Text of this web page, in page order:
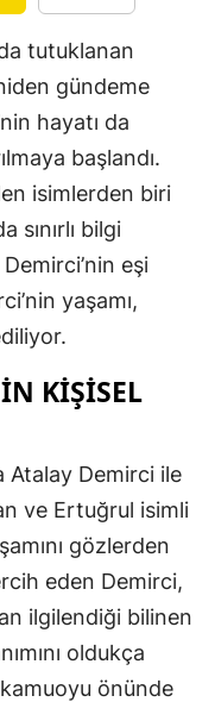
Elazığ
Erzincan
Erzurum
Eskişehir
Gaziantep
Giresun
Hatay
Isparta
İstanbul
İzmir
tutuklanan
gündeme
hayatı da
başlandı.
isimlerden biri
sınırlı bilgi
eşi
yaşamı,
KIŞISEL
Atalay Demirci ile
ve Ertuğrul isimli
gözlerden
eden Demirci,
ilgilendiği bilinen
oldukça
kamuoyu önünde